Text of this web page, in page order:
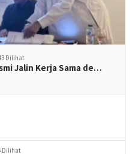
Dilihat
Jalin Kerja Sama de…
Dilihat